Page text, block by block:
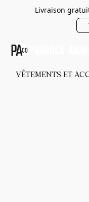
Livraison
VÊTEMENTS ET